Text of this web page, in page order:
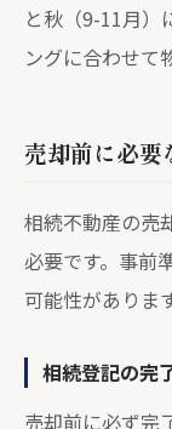
と秋（9-11月）
ングに合わせて
売却前に必要
相続不動産の売
必要です。事前
可能性があります
相続登記の完
売却前に必ず完